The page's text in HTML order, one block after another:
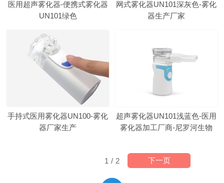
医用超声雾化器-便携式雾化器
UN101绿色
网式雾化器UN101深灰色-雾化
器生产厂家
手持式医用雾化器UN100-雾化
器厂家生产
超声雾化器UN101浅蓝色-医用
雾化器加工厂商-尼罗河生物
1 / 2 下一页